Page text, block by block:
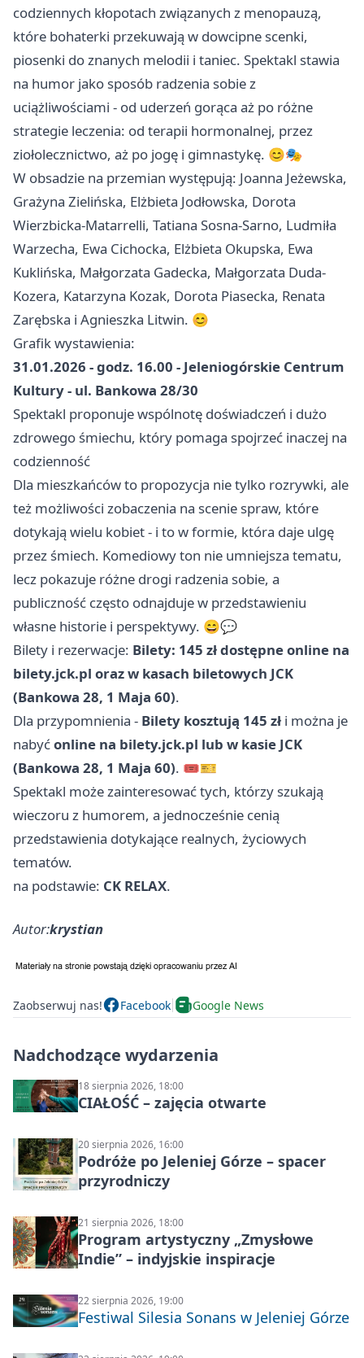
codziennych kłopotach związanych z menopauzą,
które bohaterki przekuwają w dowcipne scenki,
piosenki do znanych melodii i taniec. Spektakl stawia
na humor jako sposób radzenia sobie z
uciążliwościami - od uderzeń gorąca aż po różne
strategie leczenia: od terapii hormonalnej, przez
ziołolecznictwo, aż po jogę i gimnastykę. 😊🎭
W obsadzie na przemian występują: Joanna Jeżewska,
Grażyna Zielińska, Elżbieta Jodłowska, Dorota
Wierzbicka-Matarrelli, Tatiana Sosna-Sarno, Ludmiła
Warzecha, Ewa Cichocka, Elżbieta Okupska, Ewa
Kuklińska, Małgorzata Gadecka, Małgorzata Duda-
Kozera, Katarzyna Kozak, Dorota Piasecka, Renata
Zarębska i Agnieszka Litwin. 😊
Grafik wystawienia:
31.01.2026 - godz. 16.00 - Jeleniogórskie Centrum
Kultury - ul. Bankowa 28/30
Spektakl proponuje wspólnotę doświadczeń i dużo
zdrowego śmiechu, który pomaga spojrzeć inaczej na
codzienność
Dla mieszkańców to propozycja nie tylko rozrywki, ale
też możliwości zobaczenia na scenie spraw, które
dotykają wielu kobiet - i to w formie, która daje ulgę
przez śmiech. Komediowy ton nie umniejsza tematu,
lecz pokazuje różne drogi radzenia sobie, a
publiczność często odnajduje w przedstawieniu
własne historie i perspektywy. 😄💬
Bilety i rezerwacje: Bilety: 145 zł dostępne online na
bilety.jck.pl oraz w kasach biletowych JCK
(Bankowa 28, 1 Maja 60).
Dla przypomnienia - Bilety kosztują 145 zł i można je
nabyćonline na bilety.jck.pl lub w kasie JCK
(Bankowa 28, 1 Maja 60). 🎟️🎫
Spektakl może zainteresować tych, którzy szukają
wieczoru z humorem, a jednocześnie cenią
przedstawienia dotykające realnych, życiowych
tematów.
na podstawie: CK RELAX.
Autor:krystian
Zaobserwuj nas! Facebook Google News
Nadchodzące wydarzenia
18 sierpnia 2026, 18:00
CIAŁOŚĆ – zajęcia otwarte
20 sierpnia 2026, 16:00
Podróże po Jeleniej Górze – spacer
przyrodniczy
21 sierpnia 2026, 18:00
Program artystyczny „Zmysłowe
Indie” – indyjskie inspiracje
22 sierpnia 2026, 19:00
Festiwal Silesia Sonans w Jeleniej Górze